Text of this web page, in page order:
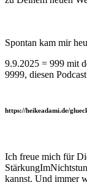
Spontan kam mir
9.9.2025 = 999 mit
9999, diesen
https://heikeadami.de/
Ich freue mich für
kannst. Und immer